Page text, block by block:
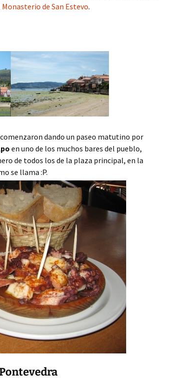
Monasterio de San Estevo.
dando un paseo matutino por
en uno de los muchos bares del pueblo,
de todos los de la plaza principal, en la
se llama :P.